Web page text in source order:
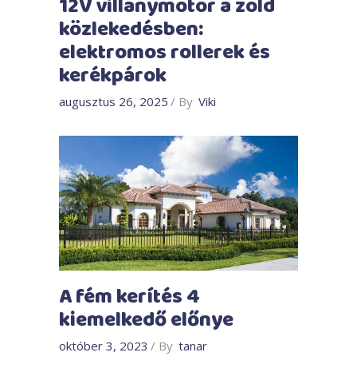
12V villanymotor a zöld
közlekedésben:
elektromos rollerek és
kerékpárok
augusztus 26, 2025 By Viki
A fém kerítés 4
kiemelkedő előnye
október 3, 2023 By tanar